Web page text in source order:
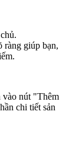
ràng giúp bạn,
vào nút "Thêm
chi tiết sản